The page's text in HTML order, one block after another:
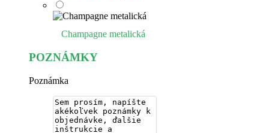
Champagne metalická
POZNÁMKY
Poznámka